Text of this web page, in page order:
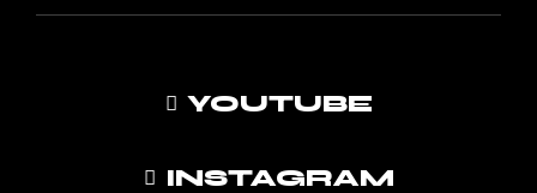
YOUTUBE
INSTAGRAM